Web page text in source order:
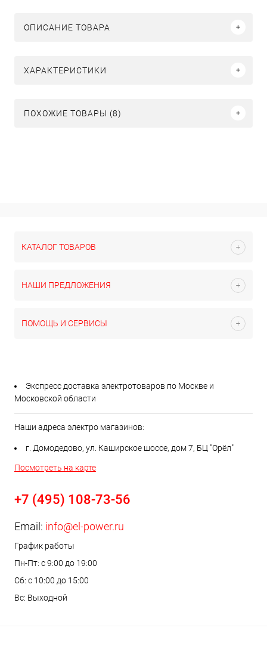
ОПИСАНИЕ ТОВАРА
ХАРАКТЕРИСТИКИ
ПОХОЖИЕ ТОВАРЫ (8)
КАТАЛОГ ТОВАРОВ
НАШИ ПРЕДЛОЖЕНИЯ
ПОМОЩЬ И СЕРВИСЫ
Экспресс доставка электротоваров по Москве и
Московской области
Наши адреса электро магазинов:
г. Домодедово, ул. Каширское шоссе, дом 7, БЦ "Орёл"
Посмотреть на карте
+7 (495) 108-73-56
Email: info@el-power.ru
График работы
Пн-Пт: с 9:00 до 19:00
Сб: с 10:00 до 15:00
Вс: Выходной